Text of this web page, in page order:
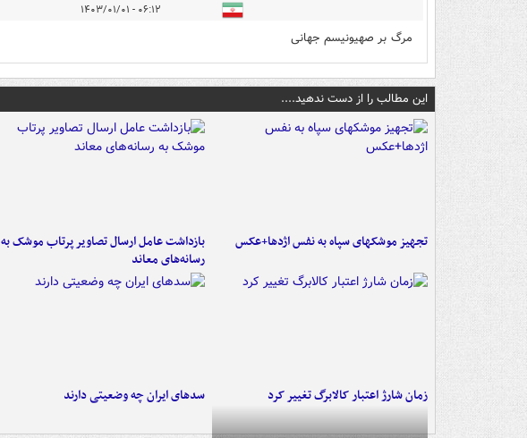
۰۶:۱۲ - ۱۴۰۳/۰۱/۰۱
مرگ بر صهیونیسم جهانی
این مطالب را از دست ندهید....
تجهیز موشکهای سپاه به نفس اژدها+عکس
بازداشت عامل ارسال تصاویر پرتاب موشک به
رسانه‌های معاند
زمان شارژ اعتبار کالابرگ تغییر کرد سدهای ایران چه وضعیتی دارند